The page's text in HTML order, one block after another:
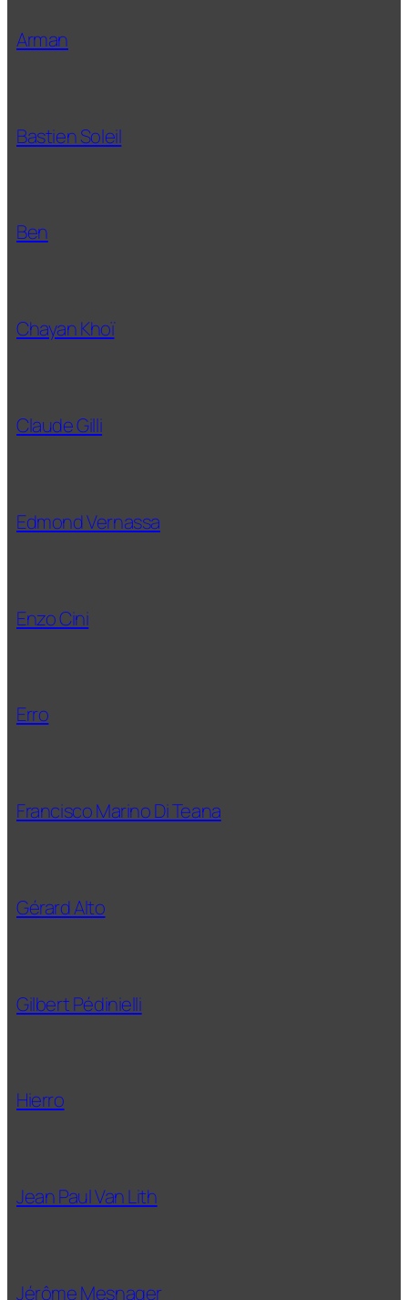
Arman
Bastien Soleil
Ben
Chayan Khoï
Claude Gilli
Edmond Vernassa
Enzo Cini
Erro
Francisco Marino Di Teana
Gérard Alto
Gilbert Pédinielli
Hierro
Jean Paul Van Lith
Jérôme Mesnager